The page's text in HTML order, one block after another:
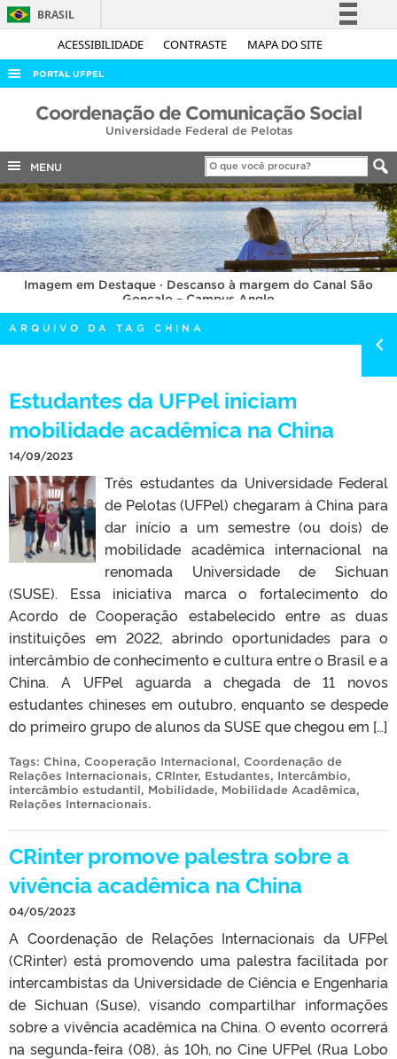
ACESSIBILIDADE CONTRASTE MAPA DO SITE
BRASIL
Simplifique!
Acesso à informação
Legislação
Canais
PORTAL UFPEL
ACESSO À INFORMAÇÃO
COBALTO
CONCURSOS
EDITAIS
INTERNACIONAL
OUVIDORIA
PORTARIAS
TELEFONES
Coordenação de Comunicação Social
Universidade Federal de Pelotas
MENU
Imagem em Destaque · Descanso à margem do Canal São
Gonçalo – Campus Anglo
ARQUIVO DA TAG CHINA
Estudantes da UFPel iniciam
mobilidade acadêmica na China
14/09/2023
Três estudantes da Universidade Federal
de Pelotas (UFPel) chegaram à China para
dar início a um semestre (ou dois) de
mobilidade acadêmica internacional na
renomada Universidade de Sichuan
(SUSE). Essa iniciativa marca o fortalecimento do
Acordo de Cooperação estabelecido entre as duas
instituições em 2022, abrindo oportunidades para o
intercâmbio de conhecimento e cultura entre o Brasil e a
China. A UFPel aguarda a chegada de 11 novos
estudantes chineses em outubro, enquanto se despede
do primeiro grupo de alunos da SUSE que chegou em […]
Tags: China, Cooperação Internacional, Coordenação de
Relações Internacionais, CRInter, Estudantes, Intercâmbio,
intercâmbio estudantil, Mobilidade, Mobilidade Acadêmica,
Relações Internacionais.
CRinter promove palestra sobre a
vivência acadêmica na China
04/05/2023
A Coordenação de Relações Internacionais da UFPel
(CRinter) está promovendo uma palestra facilitada por
intercambistas da Universidade de Ciência e Engenharia
de Sichuan (Suse), visando compartilhar informações
sobre a vivência acadêmica na China. O evento ocorrerá
na segunda-feira (08), às 10h, no Cine UFPel (Rua Lobo